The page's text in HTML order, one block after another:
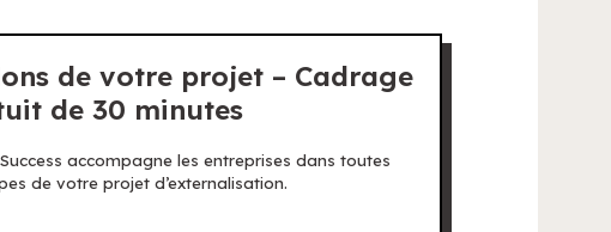
de votre projet – Cadrage
de 30 minutes
accompagne les entreprises dans toutes
de votre projet d’externalisation.